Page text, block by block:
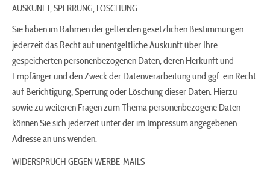
AUSKUNFT, SPERRUNG, LÖSCHUNG
Sie haben im Rahmen der geltenden gesetzlichen Bestimmungen
jederzeit das Recht auf unentgeltliche Auskunft über Ihre
gespeicherten personenbezogenen Daten, deren Herkunft und
Empfänger und den Zweck der Datenverarbeitung und ggf. ein Recht
auf Berichtigung, Sperrung oder Löschung dieser Daten. Hierzu
sowie zu weiteren Fragen zum Thema personenbezogene Daten
können Sie sich jederzeit unter der im Impressum angegebenen
Adresse an uns wenden.
WIDERSPRUCH GEGEN WERBE-MAILS